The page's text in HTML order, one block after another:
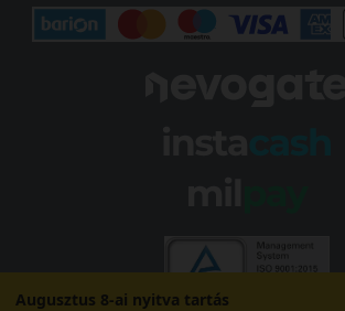
Augusztus 8-ai nyitva tartás